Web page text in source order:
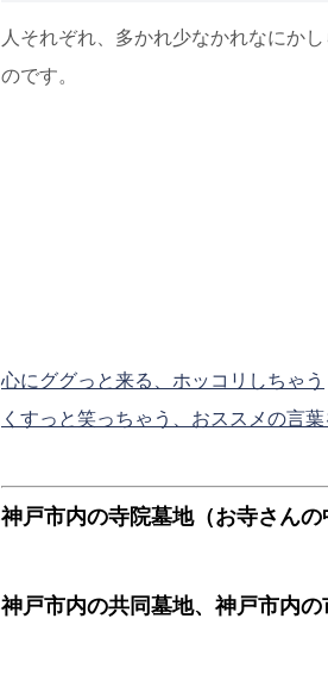
人それぞれ、多かれ少なかれなにか
のです。
心にググっと来る、ホッコリしちゃう
くすっと笑っちゃう、おススメの言
神戸市内の寺院墓地（お寺さんの
神戸市内の共同墓地、神戸市内